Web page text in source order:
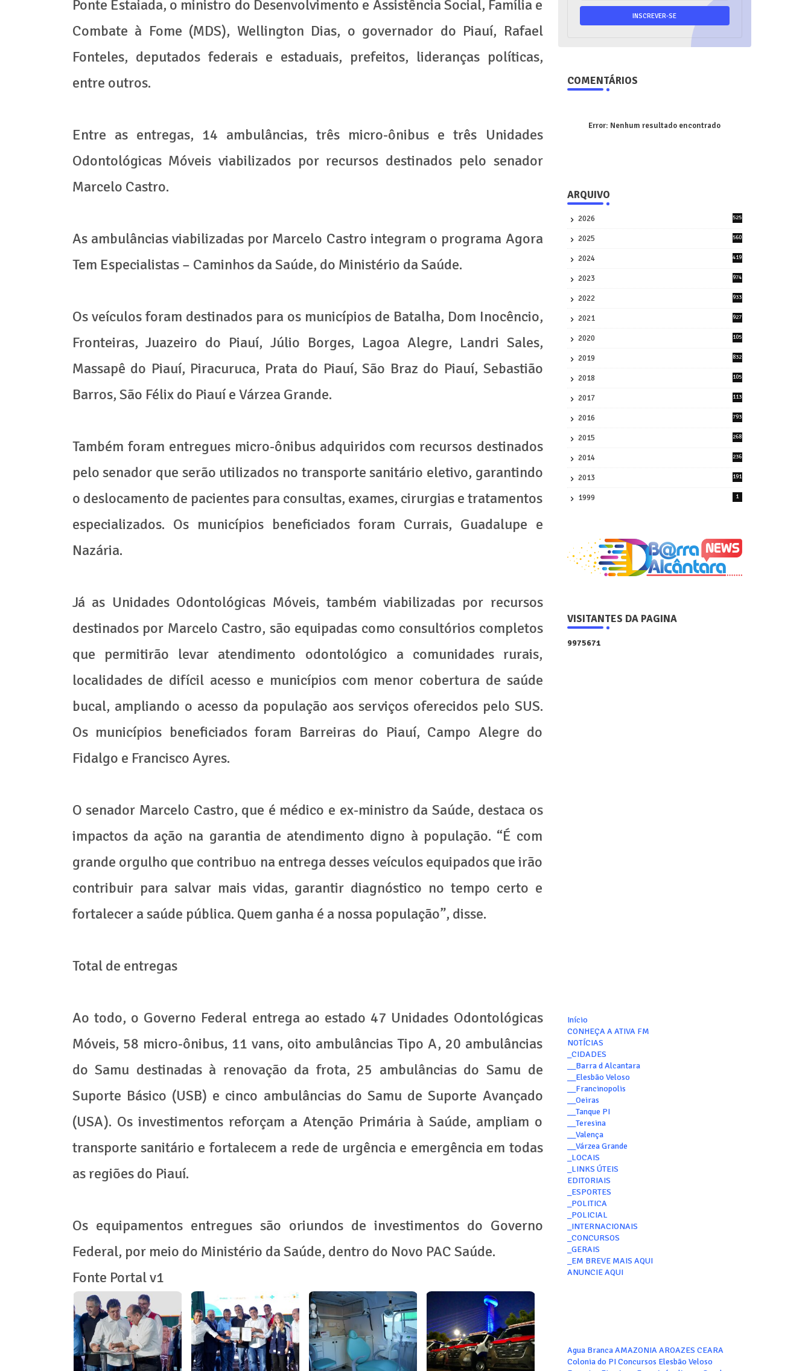
Ponte Estaiada, o ministro do Desenvolvimento e Assistência Social, Família e
Combate à Fome (MDS), Wellington Dias, o governador do Piauí, Rafael
Fonteles, deputados federais e estaduais, prefeitos, lideranças políticas,
entre outros.
Entre as entregas, 14 ambulâncias, três micro-ônibus e três Unidades
Odontológicas Móveis viabilizados por recursos destinados pelo senador
Marcelo Castro.
As ambulâncias viabilizadas por Marcelo Castro integram o programa Agora
Tem Especialistas – Caminhos da Saúde, do Ministério da Saúde.
Os veículos foram destinados para os municípios de Batalha, Dom Inocêncio,
Fronteiras, Juazeiro do Piauí, Júlio Borges, Lagoa Alegre, Landri Sales,
Massapê do Piauí, Piracuruca, Prata do Piauí, São Braz do Piauí, Sebastião
Barros, São Félix do Piauí e Várzea Grande.
Também foram entregues micro-ônibus adquiridos com recursos destinados
pelo senador que serão utilizados no transporte sanitário eletivo, garantindo
o deslocamento de pacientes para consultas, exames, cirurgias e tratamentos
especializados. Os municípios beneficiados foram Currais, Guadalupe e
Nazária.
Já as Unidades Odontológicas Móveis, também viabilizadas por recursos
destinados por Marcelo Castro, são equipadas como consultórios completos
que permitirão levar atendimento odontológico a comunidades rurais,
localidades de difícil acesso e municípios com menor cobertura de saúde
bucal, ampliando o acesso da população aos serviços oferecidos pelo SUS.
Os municípios beneficiados foram Barreiras do Piauí, Campo Alegre do
Fidalgo e Francisco Ayres.
O senador Marcelo Castro, que é médico e ex-ministro da Saúde, destaca os
impactos da ação na garantia de atendimento digno à população. “É com
grande orgulho que contribuo na entrega desses veículos equipados que irão
contribuir para salvar mais vidas, garantir diagnóstico no tempo certo e
fortalecer a saúde pública. Quem ganha é a nossa população”, disse.
Total de entregas
Ao todo, o Governo Federal entrega ao estado 47 Unidades Odontológicas
Móveis, 58 micro-ônibus, 11 vans, oito ambulâncias Tipo A, 20 ambulâncias
do Samu destinadas à renovação da frota, 25 ambulâncias do Samu de
Suporte Básico (USB) e cinco ambulâncias do Samu de Suporte Avançado
(USA). Os investimentos reforçam a Atenção Primária à Saúde, ampliam o
transporte sanitário e fortalecem a rede de urgência e emergência em todas
as regiões do Piauí.
Os equipamentos entregues são oriundos de investimentos do Governo
Federal, por meio do Ministério da Saúde, dentro do Novo PAC Saúde.
Fonte Portal v1
COMENTÁRIOS
Error: Nenhum resultado encontrado
ARQUIVO
2026
525
2025
560
2024
419
2023
974
2022
933
2021
927
2020
105
2019
832
2018
105
2017
113
2016
793
2015
268
2014
236
2013
191
1999 1
VISITANTES DA PAGINA
9975671
Início
CONHEÇA A ATIVA FM
NOTÍCIAS
_CIDADES
__Barra d Alcantara
__Elesbão Veloso
__Francinopolis
__Oeiras
__Tanque PI
__Teresina
__Valença
__Várzea Grande
_LOCAIS
_LINKS ÚTEIS
EDITORIAIS
_ESPORTES
_POLITICA
_POLICIAL
_INTERNACIONAIS
_CONCURSOS
_GERAIS
_EM BREVE MAIS AQUI
ANUNCIE AQUI
Agua Branca AMAZONIA AROAZES CEARA
Colonia do PI Concursos Elesbão Veloso